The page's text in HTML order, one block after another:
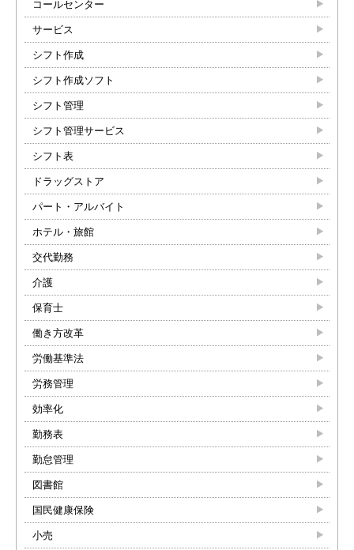
コールセンター
サービス
シフト作成
シフト作成ソフト
シフト管理
シフト管理サービス
シフト表
ドラッグストア
パート・アルバイト
ホテル・旅館
交代勤務
介護
保育士
働き方改革
労働基準法
労務管理
効率化
勤務表
勤怠管理
図書館
国民健康保険
小売